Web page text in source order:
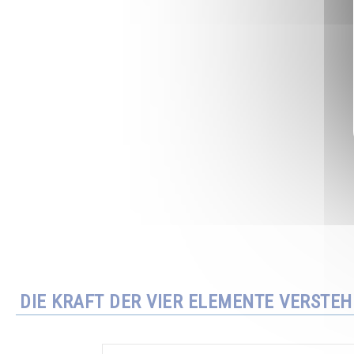
DIE KRAFT DER VIER ELEMENTE